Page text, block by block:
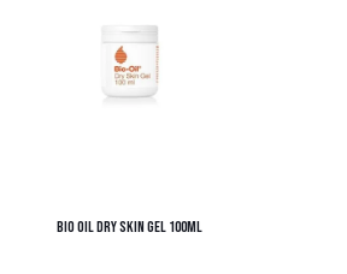
BIO OIL DRY SKIN GEL 100ML